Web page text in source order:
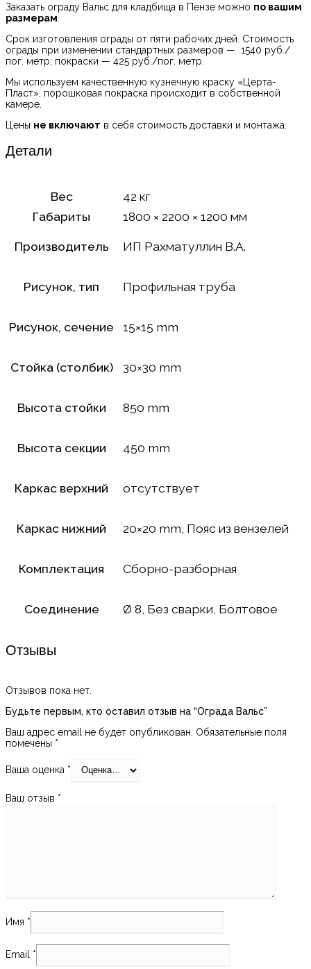
Заказать ограду Вальс для кладбища в Пензе можно по вашим
размерам
Срок изготовления ограды от пяти рабочих дней. Стоимость
ограды при изменении стандартных размеров — 1540 руб./
пог. метр; покраски — 425 руб./пог. метр.
Мы используем качественную кузнечную краску «Церта-
Пласт», порошковая покраска происходит в собственной
камере.
Цены не включают в себя стоимость доставки и монтажа.
Детали
Вес
42 кг
Габариты
1800 × 2200 × 1200 мм
Производитель ИП Рахматуллин В.А.
Рисунок, тип Профильная труба
Рисунок, сечение 15×15 mm
Стойка (столбик) 30×30 mm
Высота стойки 850 mm
Высота секции 450 mm
Каркас верхний отсутствует
Каркас нижний 20×20 mm, Пояс из вензелей
Комплектация Сборно-разборная
Соединение Ø 8, Без сварки, Болтовое
Отзывы
Отзывов пока нет.
Будьте первым, кто оставил отзыв на “Ограда Вальс”
Ваш адрес email не будет опубликован. Обязательные поля
помечены *
Ваша оценка *
Ваш отзыв *
Имя *
Email *